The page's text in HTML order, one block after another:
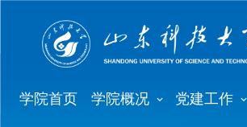
学院首页 学院概况 党建工作